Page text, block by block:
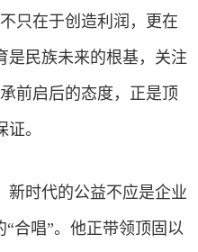
只在于创造利润，更在
是民族未来的根基，关注
前启后的态度，正是顶
。
新时代的公益不应是企业
“合唱”。他正带领顶固以